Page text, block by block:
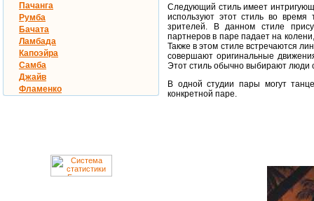
Пачанга
Румба
Бачата
Ламбада
Капоэйра
Самба
Джайв
Фламенко
Следующий стиль имеет
используют этот стиль во время
зрителей. В данном стиле
партнеров в паре падает на
Также в этом стиле встречаются
совершают оригинальные
Этот стиль обычно выбирают люди
В одной студии пары могут
конкретной паре.